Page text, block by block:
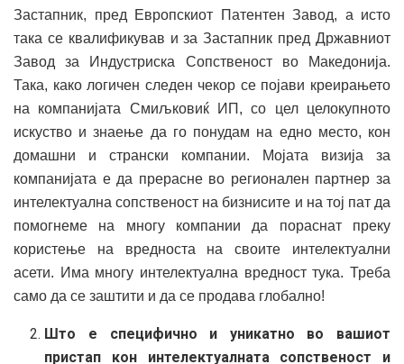
Застапник, пред Европскиот Патентен Завод, а исто
така се квалификував и за Застапник пред Државниот
Завод за Индустриска Сопственост во Македонија.
Така, како логичен следен чекор се појави креирањето
на компанијата Смиљковиќ ИП, со цел целокупното
искуство и знаење да го понудам на едно место, кон
домашни и странски компании. Мојата визија за
компанијата е да прерасне во регионален партнер за
интелектуална сопственост на бизнисите и на тој пат да
помогнеме на многу компании да пораснат преку
користење на вредноста на своите интелектуални
асети. Има многу интелектуална вредност тука. Треба
само да се заштити и да се продава глобално!
Што е специфично и уникатно во вашиот
пристап кон интелектуалната сопственост и